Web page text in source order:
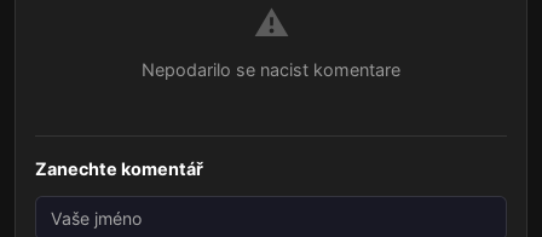
⚠️
Nepodarilo se nacist komentare
Zanechte komentář